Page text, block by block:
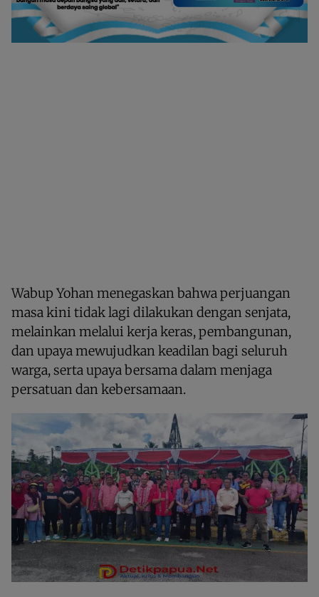
Wabup Yohan menegaskan bahwa perjuangan
masa kini tidak lagi dilakukan dengan senjata,
melainkan melalui kerja keras, pembangunan,
dan upaya mewujudkan keadilan bagi seluruh
warga, serta upaya bersama dalam menjaga
persatuan dan kebersamaan.